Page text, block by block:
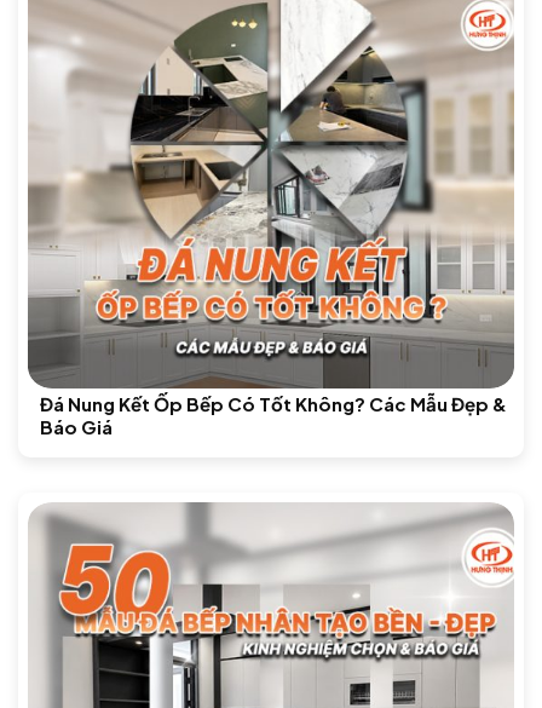
Đá Nung Kết Ốp Bếp Có Tốt Không? Các Mẫu Đẹp &
Báo Giá